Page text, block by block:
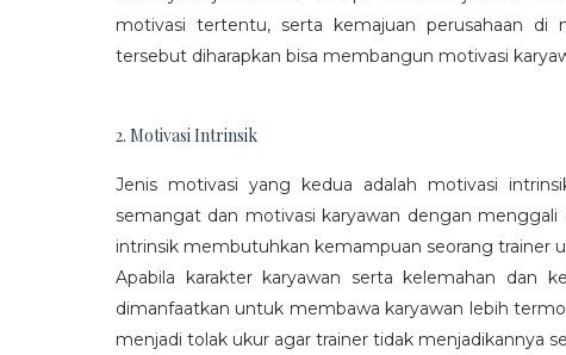
motivasi tertentu, serta kemajuan perusahaan di
tersebut diharapkan bisa membangun motivasi
2. Motivasi Intrinsik
Jenis motivasi yang kedua adalah motivasi
semangat dan motivasi karyawan dengan
intrinsik membutuhkan kemampuan seorang trainer
Apabila karakter karyawan serta kelemahan dan
dimanfaatkan untuk membawa karyawan lebih
menjadi tolak ukur agar trainer tidak menjadikannya